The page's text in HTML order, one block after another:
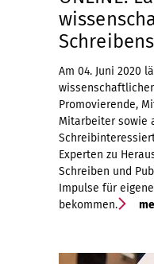
Schreibens
Am 04. Juni 2020
Promovierende,
Mitarbeiter sowie
Experten zu
Schreiben und
Impulse für
bekommen.